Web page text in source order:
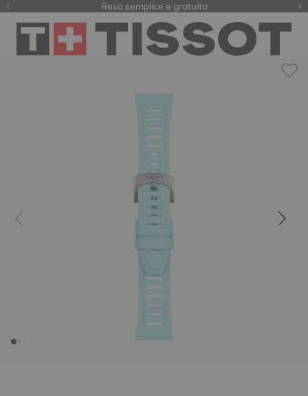
Reso semplice e gratuito